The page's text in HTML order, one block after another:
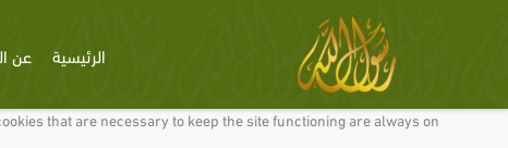
to make our site work well for you and so we can continually improve it.
that are necessary to keep the site functioning are always on
الرئيسية عن